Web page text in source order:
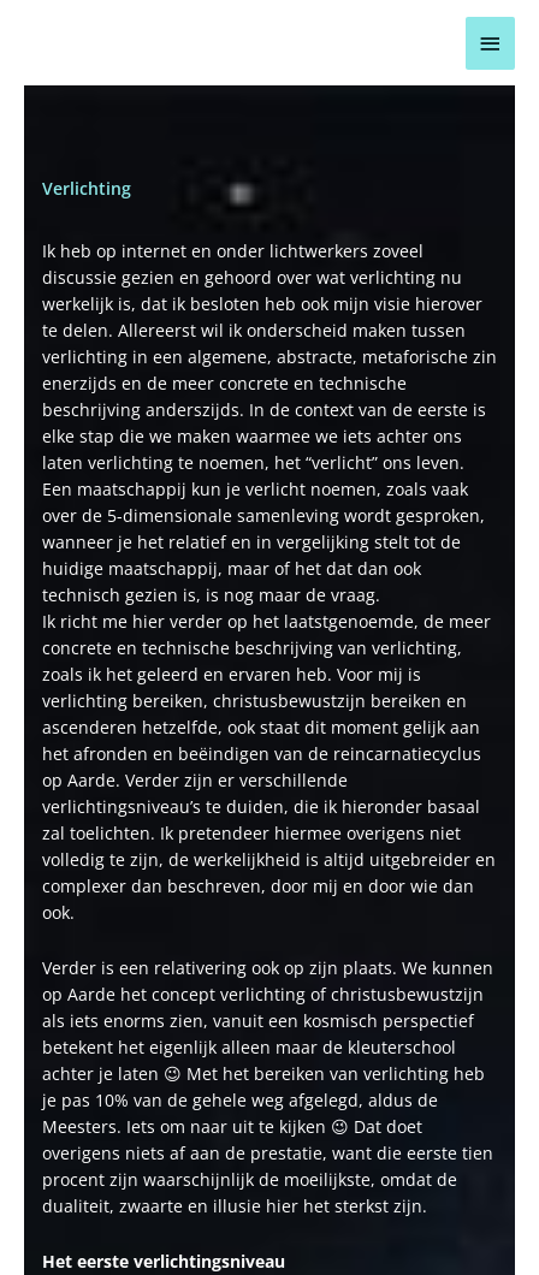
inhoud
Verlichting
Ik heb op internet en onder lichtwerkers zoveel
discussie gezien en gehoord over wat verlichting nu
werkelijk is, dat ik besloten heb ook mijn visie hierover
te delen. Allereerst wil ik onderscheid maken tussen
verlichting in een algemene, abstracte, metaforische zin
enerzijds en de meer concrete en technische
beschrijving anderszijds. In de context van de eerste is
elke stap die we maken waarmee we iets achter ons
laten verlichting te noemen, het “verlicht” ons leven.
Een maatschappij kun je verlicht noemen, zoals vaak
over de 5-dimensionale samenleving wordt gesproken,
wanneer je het relatief en in vergelijking stelt tot de
huidige maatschappij, maar of het dat dan ook
technisch gezien is, is nog maar de vraag.
Ik richt me hier verder op het laatstgenoemde, de meer
concrete en technische beschrijving van verlichting,
zoals ik het geleerd en ervaren heb. Voor mij is
verlichting bereiken, christusbewustzijn bereiken en
ascenderen hetzelfde, ook staat dit moment gelijk aan
het afronden en beëindigen van de reincarnatiecyclus
op Aarde. Verder zijn er verschillende
verlichtingsniveau’s te duiden, die ik hieronder basaal
zal toelichten. Ik pretendeer hiermee overigens niet
volledig te zijn, de werkelijkheid is altijd uitgebreider en
complexer dan beschreven, door mij en door wie dan
ook.
Verder is een relativering ook op zijn plaats. We kunnen
op Aarde het concept verlichting of christusbewustzijn
als iets enorms zien, vanuit een kosmisch perspectief
betekent het eigenlijk alleen maar de kleuterschool
achter je laten 😉 Met het bereiken van verlichting heb
je pas 10% van de gehele weg afgelegd, aldus de
Meesters. Iets om naar uit te kijken 😉 Dat doet
overigens niets af aan de prestatie, want die eerste tien
procent zijn waarschijnlijk de moeilijkste, omdat de
dualiteit, zwaarte en illusie hier het sterkst zijn.
Het eerste verlichtingsniveau